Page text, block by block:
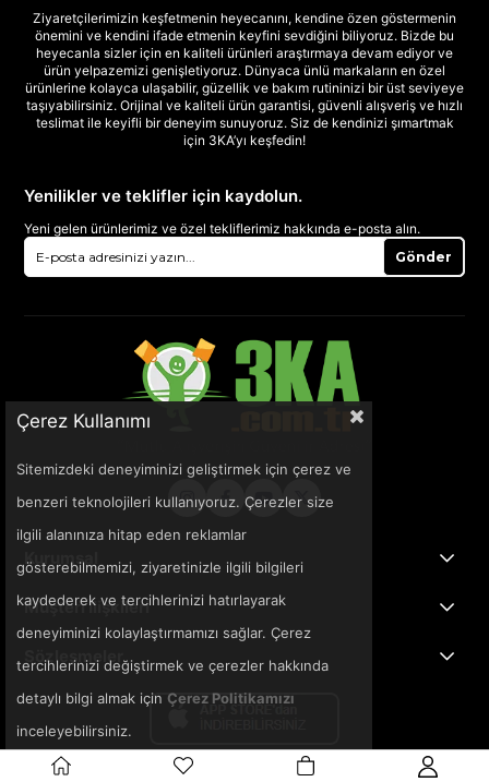
Ziyaretçilerimizin keşfetmenin heyecanını, kendine özen göstermenin
önemini ve kendini ifade etmenin keyfini sevdiğini biliyoruz. Bizde bu
heyecanla sizler için en kaliteli ürünleri araştırmaya devam ediyor ve
ürün yelpazemizi genişletiyoruz. Dünyaca ünlü markaların en özel
ürünlerine kolayca ulaşabilir, güzellik ve bakım rutininizi bir üst seviyeye
taşıyabilirsiniz. Orijinal ve kaliteli ürün garantisi, güvenli alışveriş ve hızlı
teslimat ile keyifli bir deneyim sunuyoruz. Siz de kendinizi şımartmak
için 3KA’yı keşfedin!
Yenilikler ve teklifler için kaydolun.
Yeni gelen ürünlerimiz ve özel tekliflerimiz hakkında e-posta alın.
Gönder
Kurumsal
Müşteri İlişkileri
Sözleşmeler
Çerez Kullanımı
Sitemizdeki deneyiminizi geliştirmek için çerez ve
benzeri teknolojileri kullanıyoruz. Çerezler size
ilgili alanınıza hitap eden reklamlar
gösterebilmemizi, ziyaretinizle ilgili bilgileri
kaydederek ve tercihlerinizi hatırlayarak
deneyiminizi kolaylaştırmamızı sağlar. Çerez
tercihlerinizi değiştirmek ve çerezler hakkında
detaylı bilgi almak için Çerez Politikamızı
inceleyebilirsiniz.